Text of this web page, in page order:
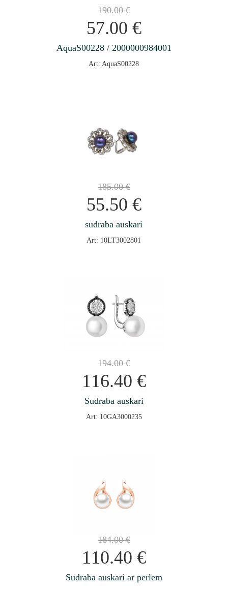
190.00€
57.00 €
AquaS00228 / 2000000984001
Art: AquaS00228
185.00€
55.50 €
sudraba auskari
Art: 10LT3002801
194.00€
116.40 €
Sudraba auskari
Art: 10GA3000235
184.00€
110.40 €
Sudraba auskari ar pērlēm